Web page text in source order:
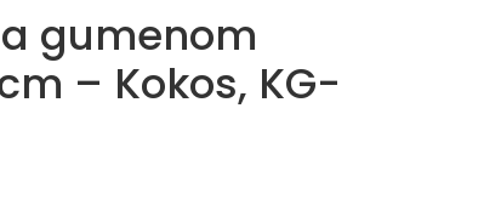
gumenom
– Kokos, KG-